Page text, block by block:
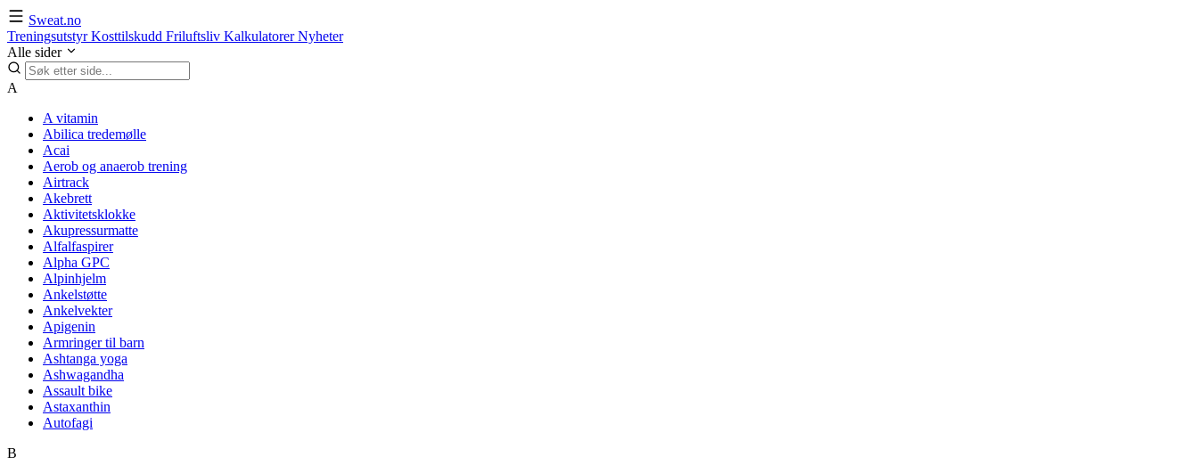
Sweat.no
TreningsutstyrKosttilskudd Friluftsliv KalkulatorerNyheter
Alle sider
A
A vitamin
Abilica tredemølle
Acai
Aerob og anaerob trening
Airtrack
Akebrett
Aktivitetsklokke
Akupressurmatte
Alfalfaspirer
Alpha GPC
Alpinhjelm
Ankelstøtte
Ankelvekter
Apigenin
Armringer til barn
Ashtanga yoga
Ashwagandha
Assault bike
Astaxanthin
Autofagi
B